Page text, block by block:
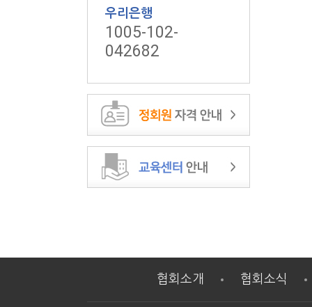
우리은행
1005-102-
042682
협회소개 협회소식